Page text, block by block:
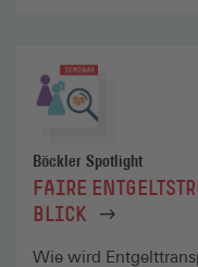
Böckler Spotlight
FAIRE
BLICK
Wie wird